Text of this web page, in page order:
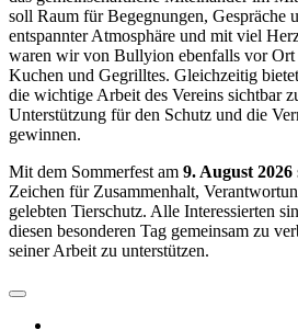
soll Raum für Begegnungen, Gespräche
entspannter Atmosphäre und mit viel
waren wir von Bullyion ebenfalls vor Ort
Kuchen und Gegrilltes. Gleichzeitig
die wichtige Arbeit des Vereins sichtbar
Unterstützung für den Schutz und die
gewinnen.
Mit dem Sommerfest am 9. August 2026
Zeichen für Zusammenhalt,
gelebten Tierschutz. Alle Interessierten
diesen besonderen Tag gemeinsam zu
seiner Arbeit zu unterstützen.